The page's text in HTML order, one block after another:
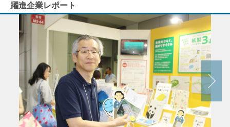
躍進企業レポート